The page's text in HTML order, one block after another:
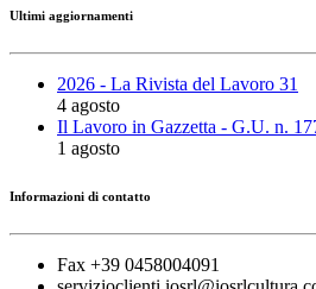
Ultimi aggiornamenti
2026 - La Rivista del Lavoro 31
4 agosto
Il Lavoro in Gazzetta - G.U. n.
1 agosto
Informazioni di contatto
Fax +39 0458004091